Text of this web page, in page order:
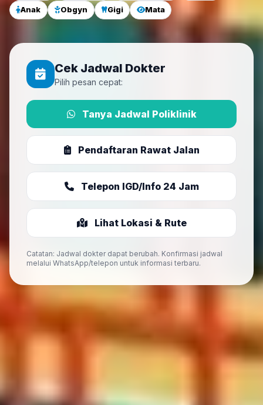
Anak Obgyn Gigi Mata
Cek Jadwal Dokter
Pilih pesan cepat:
Tanya Jadwal Poliklinik
Pendaftaran Rawat Jalan
Telepon IGD/Info 24 Jam
Lihat Lokasi & Rute
Catatan: Jadwal dokter dapat berubah. Konfirmasi jadwal
melalui WhatsApp/telepon untuk informasi terbaru.